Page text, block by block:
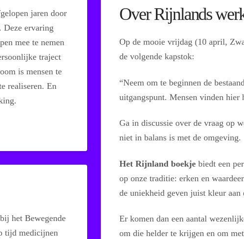
jaren door
Deze ervaring
mee te nemen
traject
is mensen te
realiseren. En
Over Rijnlands
Op de mooie vrijdag (10 april,
de volgende kapstok:
“Neem om te beginnen de
uitgangspunt. Mensen vinden hier
Ga in discussie over de vraag op
niet in balans is met de omgeving.
Het Rijnland boekje biedt een
op onze traditie: erken en
de uniekheid geven juist kleur aan
Er komen dan een aantal
om die helder te krijgen en om
het Bewegende
tijd medicijnen